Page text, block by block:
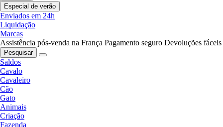
Especial de verão
Enviados em 24h
Liquidação
Marcas
Assistência pós-venda na França Pagamento seguro Devoluções fáceis
Pesquisar
Saldos
Cavalo
Cavaleiro
Cão
Gato
Animais
Criação
Fazenda